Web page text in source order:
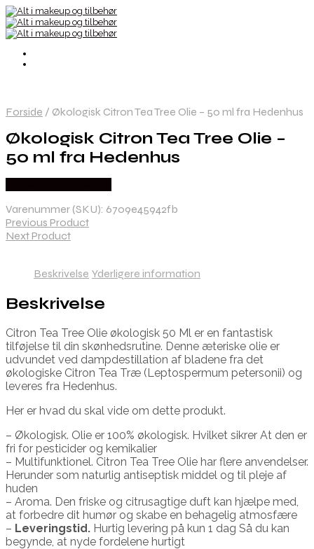
Forside / Økologisk Citron Tea Tree Olie – 50 ml fra Hedenhus
Økologisk Citron Tea Tree Olie –
50 ml fra Hedenhus
Varenummer (SKU): 6709e45942fb
Previous Product
Next Product
Beskrivelse Yderligere information
Beskrivelse
Citron Tea Tree Olie økologisk 50 Ml er en fantastisk
tilføjelse til din skønhedsrutine. Denne æteriske olie er
udvundet ved dampdestillation af bladene fra det
økologiske Citron Tea Træ (Leptospermum petersonii) og
leveres fra Hedenhus.
Her er hvad du skal vide om dette produkt.
– Økologisk. Olie er 100% økologisk. Hvilket sikrer At den er
fri for pesticider og kemikalier
– Multifunktionel. Citron Tea Tree Olie har flere anvendelser.
Herunder som naturlig antiseptisk middel og til pleje af
huden
– Aroma. Den friske og citrusagtige duft kan hjælpe med,
at forbedre dit humør og skabe en behagelig atmosfære
– Leveringstid. Hurtig levering på kun 1 dag Så du kan
begynde, at nyde fordelene hurtigt